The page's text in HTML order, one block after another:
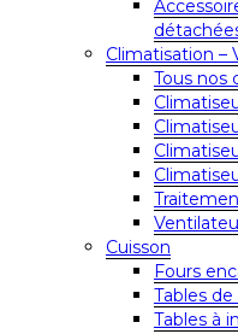
Climatisation –
Tous nos
Cuisson
Fours
Tables de
Tables à